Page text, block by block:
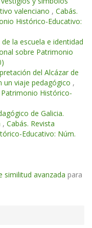
valenciano , Cabás.
Histórico-Educativo:
la escuela e identidad
sobre Patrimonio
del Alcázar de
un viaje pedagógico ,
Histórico-
de Galicia.
, Cabás. Revista
Educativo: Núm.
similitud avanzada para